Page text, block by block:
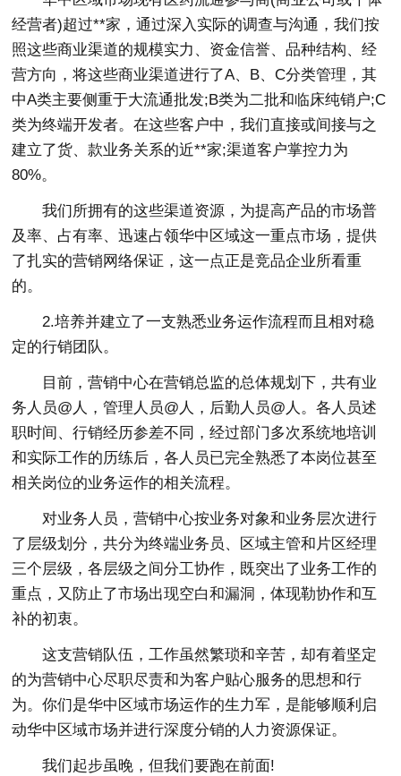
经营者)超过**家，通过深入实际的调查与沟通，我们按
照这些商业渠道的规模实力、资金信誉、品种结构、经
营方向，将这些商业渠道进行了A、B、C分类管理，其
中A类主要侧重于大流通批发;B类为二批和临床纯销户;C
类为终端开发者。在这些客户中，我们直接或间接与之
建立了货、款业务关系的近**家;渠道客户掌控力为
80%。
我们所拥有的这些渠道资源，为提高产品的市场普
及率、占有率、迅速占领华中区域这一重点市场，提供
了扎实的营销网络保证，这一点正是竞品企业所看重
的。
2.培养并建立了一支熟悉业务运作流程而且相对稳
定的行销团队。
目前，营销中心在营销总监的总体规划下，共有业
务人员@人，管理人员@人，后勤人员@人。各人员述
职时间、行销经历参差不同，经过部门多次系统地培训
和实际工作的历练后，各人员已完全熟悉了本岗位甚至
相关岗位的业务运作的相关流程。
对业务人员，营销中心按业务对象和业务层次进行
了层级划分，共分为终端业务员、区域主管和片区经理
三个层级，各层级之间分工协作，既突出了业务工作的
重点，又防止了市场出现空白和漏洞，体现勒协作和互
补的初衷。
这支营销队伍，工作虽然繁琐和辛苦，却有着坚定
的为营销中心尽职尽责和为客户贴心服务的思想和行
为。你们是华中区域市场运作的生力军，是能够顺利启
动华中区域市场并进行深度分销的人力资源保证。
我们起步虽晚，但我们要跑在前面!